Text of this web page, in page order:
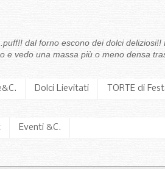
dal forno escono dei dolci
e vedo una massa più o meno densa
Dolci Lievitati TORTE di
Eventi &C.